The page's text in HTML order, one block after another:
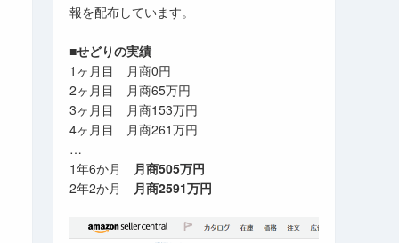
報を配布しています。
■せどりの実績
1ヶ月目 月商0円
2ヶ月目 月商65万円
3ヶ月目 月商153万円
4ヶ月目 月商261万円
…
1年6か月 月商505万円
2年2か月 月商2591万円